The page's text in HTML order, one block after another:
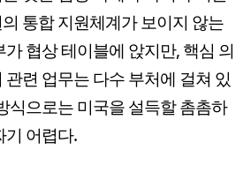
통합 지원체계가 보이지 않는
협상 테이블에 앉지만, 핵심 의
련 업무는 다수 부처에 걸쳐 있
식으로는 미국을 설득할 촘촘하
기 어렵다.